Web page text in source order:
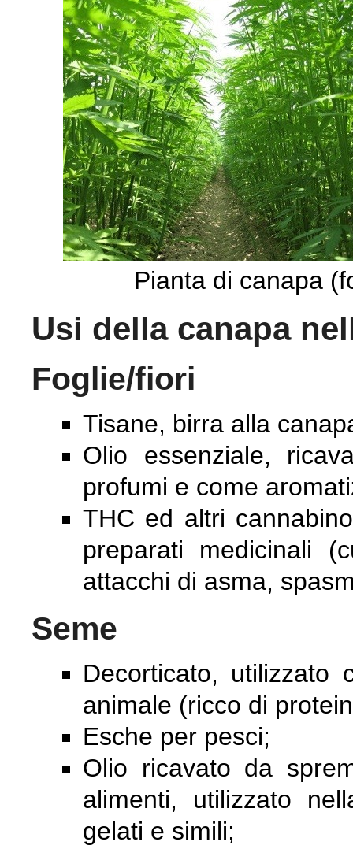
Pianta di canapa
Usi della canapa
Foglie/fiori
Tisane, birra alla
Olio essenziale,
profumi e come
THC ed altri
preparati medicinali
attacchi di asma,
Seme
Decorticato, utilizzato
animale (ricco di
Esche per pesci;
Olio ricavato da
alimenti, utilizzato
gelati e simili;